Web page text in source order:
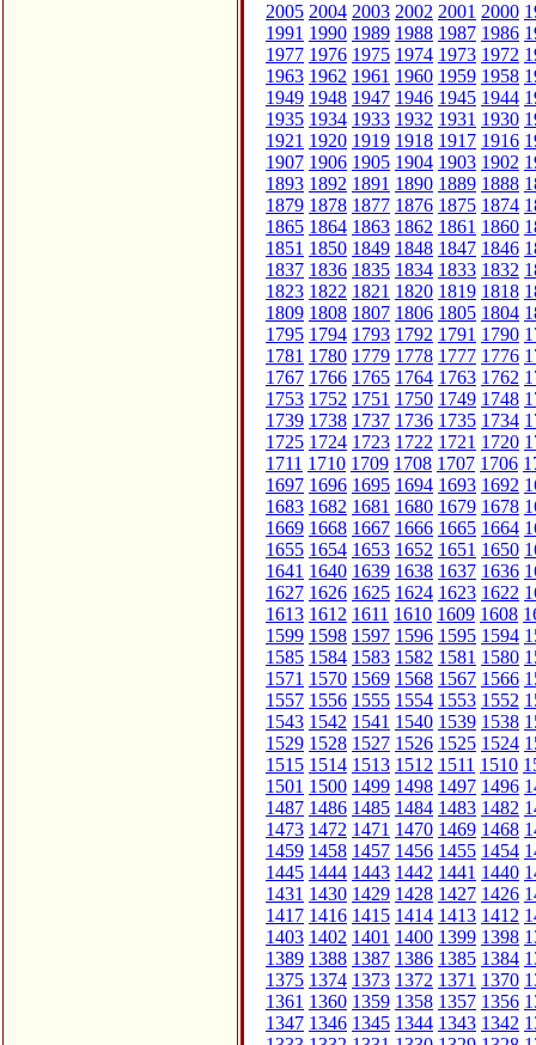
2005 2004 2003 2002 2001 2000
1991 1990 1989 1988 1987 1986
1977 1976 1975 1974 1973 1972
1963 1962 1961 1960 1959 1958
1949 1948 1947 1946 1945 1944
1935 1934 1933 1932 1931 1930
1921 1920 1919 1918 1917 1916
1907 1906 1905 1904 1903 1902
1893 1892 1891 1890 1889 1888
1879 1878 1877 1876 1875 1874
1865 1864 1863 1862 1861 1860
1851 1850 1849 1848 1847 1846
1837 1836 1835 1834 1833 1832
1823 1822 1821 1820 1819 1818
1809 1808 1807 1806 1805 1804
1795 1794 1793 1792 1791 1790
1781 1780 1779 1778 1777 1776
1767 1766 1765 1764 1763 1762
1753 1752 1751 1750 1749 1748
1739 1738 1737 1736 1735 1734
1725 1724 1723 1722 1721 1720
1711 1710 1709 1708 1707 1706
1697 1696 1695 1694 1693 1692
1683 1682 1681 1680 1679 1678
1669 1668 1667 1666 1665 1664
1655 1654 1653 1652 1651 1650
1641 1640 1639 1638 1637 1636
1627 1626 1625 1624 1623 1622
1613 1612 1611 1610 1609 1608
1599 1598 1597 1596 1595 1594
1585 1584 1583 1582 1581 1580
1571 1570 1569 1568 1567 1566
1557 1556 1555 1554 1553 1552
1543 1542 1541 1540 1539 1538
1529 1528 1527 1526 1525 1524
1515 1514 1513 1512 1511 1510
1501 1500 1499 1498 1497 1496
1487 1486 1485 1484 1483 1482
1473 1472 1471 1470 1469 1468
1459 1458 1457 1456 1455 1454
1445 1444 1443 1442 1441 1440
1431 1430 1429 1428 1427 1426
1417 1416 1415 1414 1413 1412
1403 1402 1401 1400 1399 1398
1389 1388 1387 1386 1385 1384
1375 1374 1373 1372 1371 1370
1361 1360 1359 1358 1357 1356
1347 1346 1345 1344 1343 1342